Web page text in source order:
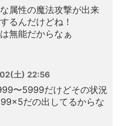
属性の魔法攻撃が出来
るんだけどね！
無能だからなぁ
土) 22:56
〜5999だけどその状況
だの出してるからな